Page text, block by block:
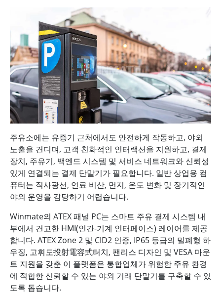
주유소에는 유증기 근처에서도 안전하게 작동하고, 야외
노출을 견디며, 고객 친화적인 인터랙션을 지원하고, 결제
장치, 주유기, 백엔드 시스템 및 서비스 네트워크와 신뢰성
있게 연결되는 결제 단말기가 필요합니다. 일반 상업용 컴
퓨터는 직사광선, 연료 비산, 먼지, 온도 변화 및 장기적인
야외 운영을 감당하기 어렵습니다.
Winmate의 ATEX 패널 PC는 스마트 주유 결제 시스템 내
부에서 견고한 HMI(인간-기계 인터페이스) 레이어를 제공
합니다. ATEX Zone 2 및 CID2 인증, IP65 등급의 밀폐형 하
우징, 고휘도投射電容式터치, 팬리스 디자인 및 VESA 마운
트 지원을 갖춘 이 플랫폼은 통합업체가 위험한 주유 환경
에 적합한 신뢰할 수 있는 야외 거래 단말기를 구축할 수 있
도록 돕습니다.